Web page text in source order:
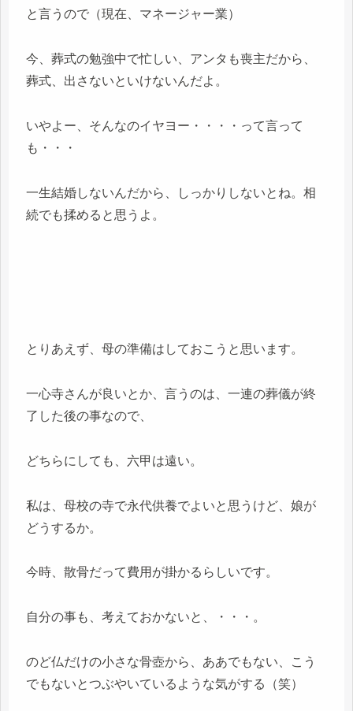
と言うので（現在、マネージャー業）
今、葬式の勉強中で忙しい、アンタも喪主だから、
葬式、出さないといけないんだよ。
いやよー、そんなのイヤヨー・・・・って言って
も・・・
一生結婚しないんだから、しっかりしないとね。相
続でも揉めると思うよ。
とりあえず、母の準備はしておこうと思います。
一心寺さんが良いとか、言うのは、一連の葬儀が終
了した後の事なので、
どちらにしても、六甲は遠い。
私は、母校の寺で永代供養でよいと思うけど、娘が
どうするか。
今時、散骨だって費用が掛かるらしいです。
自分の事も、考えておかないと、・・・。
のど仏だけの小さな骨壺から、ああでもない、こう
でもないとつぶやいているような気がする（笑）